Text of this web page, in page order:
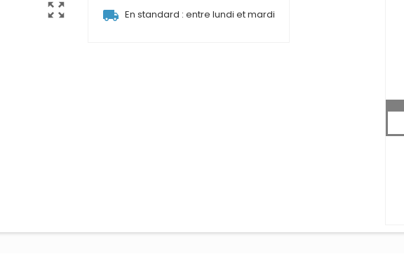
zoom_out_map local_shipping En standard : entre lundi et mardi